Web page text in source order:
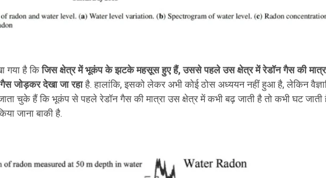
गया है किजिस क्षेत्र में भूकंप के झटके महसूस हुए हैं, उससे पहले उस क्षेत्र में रेडॉन गैस की
जोड़कर देखा जा रहाहै. हालांकि, इसको लेकर अभी कोई ठोस अध्ययन नहीं हुआ है, लेकिन
चुके हैं कि भूकंप से पहले रेडॉन गैस की मात्रा उस क्षेत्र में कभी बढ़ जाती है तो कभी घट जाती
जाना बाकी है.